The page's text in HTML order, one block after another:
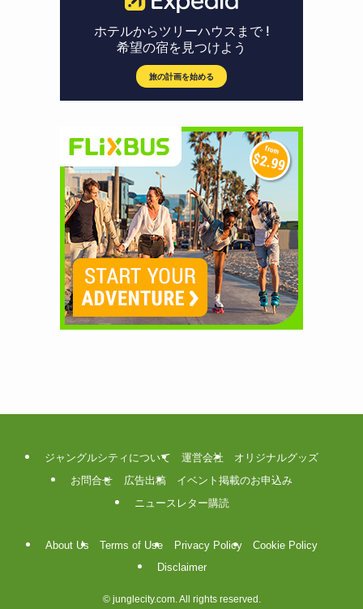
ジャングルシティについて 運営会社
オリジナルグッズ
お問合せ
広告出稿
イベント掲載のお申込み
ニュースレター購読
About Us Terms of Use Privacy Policy
Cookie Policy
Disclaimer
©junglecity.com. All rights reserved.